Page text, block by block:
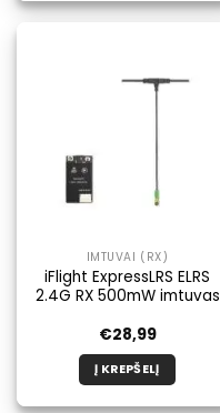
IMTUVAI (RX)
iFlight ExpressLRS ELRS
2.4G RX 500mW imtuvas
€28,99
Į KREPŠELĮ